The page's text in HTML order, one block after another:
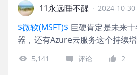
11永远睡不醒 · 2024-10-30
$微软(MSFT)$ 巨硬肯定是未来
器，还有Azure云服务这个持续
5,141 评论 2